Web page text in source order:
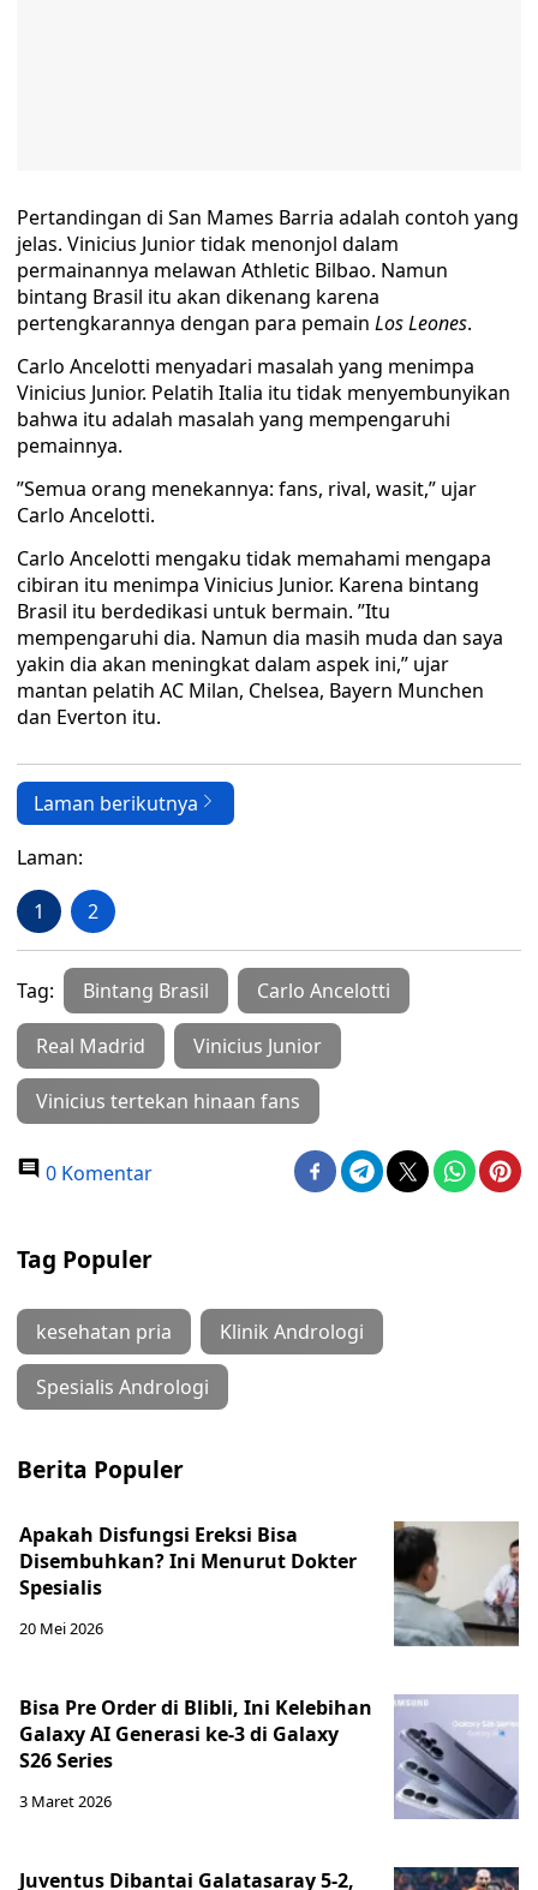
Pertandingan di San Mames Barria adalah contoh yang
jelas. Vinicius Junior tidak menonjol dalam
permainannya melawan Athletic Bilbao. Namun
bintang Brasil itu akan dikenang karena
pertengkarannya dengan para pemain Los Leones.
Carlo Ancelotti menyadari masalah yang menimpa
Vinicius Junior. Pelatih Italia itu tidak menyembunyikan
bahwa itu adalah masalah yang mempengaruhi
pemainnya.
”Semua orang menekannya: fans, rival, wasit,” ujar
Carlo Ancelotti.
Carlo Ancelotti mengaku tidak memahami mengapa
cibiran itu menimpa Vinicius Junior. Karena bintang
Brasil itu berdedikasi untuk bermain. ”Itu
mempengaruhi dia. Namun dia masih muda dan saya
yakin dia akan meningkat dalam aspek ini,” ujar
mantan pelatih AC Milan, Chelsea, Bayern Munchen
dan Everton itu.
Laman berikutnya
Laman:
1 2
Tag: Bintang Brasil Carlo Ancelotti
Real Madrid Vinicius Junior
Vinicius tertekan hinaan fans
0 Komentar
Tag Populer
kesehatan pria Klinik Andrologi
Spesialis Andrologi
Berita Populer
Apakah Disfungsi Ereksi Bisa
Disembuhkan? Ini Menurut Dokter
Spesialis
20 Mei 2026
Bisa Pre Order di Blibli, Ini Kelebihan
Galaxy AI Generasi ke-3 di Galaxy
S26 Series
3 Maret 2026
Juventus Dibantai Galatasaray 5-2,